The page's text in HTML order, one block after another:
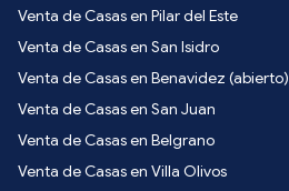
Venta de Casas en Pilar del Este
Venta de Casas en San Isidro
Venta de Casas en Benavidez (abierto)
Venta de Casas en San Juan
Venta de Casas en Belgrano
Venta de Casas en Villa Olivos